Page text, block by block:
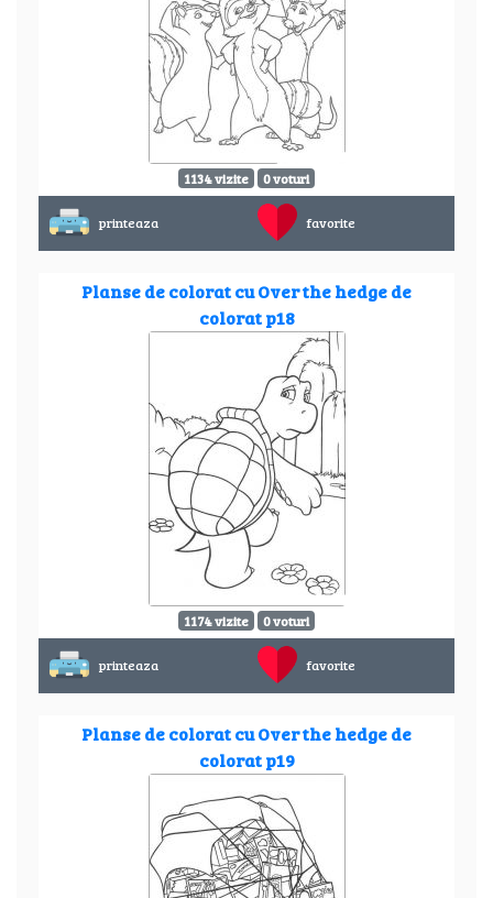
1134 vizite 0 voturi
printeaza favorite
Planse de colorat cu Over the hedge de
colorat p18
1174 vizite 0 voturi
printeaza favorite
Planse de colorat cu Over the hedge de
colorat p19